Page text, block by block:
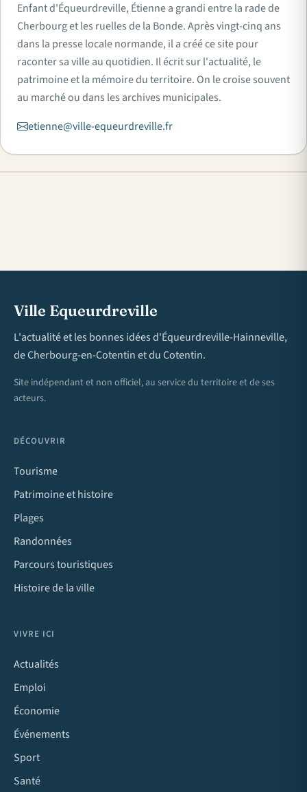
Enfant d'Équeurdreville, Étienne a grandi entre la rade de
Cherbourg et les ruelles de la Bonde. Après vingt-cinq ans
dans la presse locale normande, il a créé ce site pour
raconter sa ville au quotidien. Il écrit sur l'actualité, le
patrimoine et la mémoire du territoire. On le croise souvent
au marché ou dans les archives municipales.
etienne@ville-equeurdreville.fr
Ville Equeurdreville
L'actualité et les bonnes idées d'Équeurdreville-Hainneville,
de Cherbourg-en-Cotentin et du Cotentin.
Site indépendant et non officiel, au service du territoire et de ses
acteurs.
DÉCOUVRIR
Tourisme
Patrimoine et histoire
Plages
Randonnées
Parcours touristiques
Histoire de la ville
VIVRE ICI
Actualités
Emploi
Économie
Événements
Sport
Santé